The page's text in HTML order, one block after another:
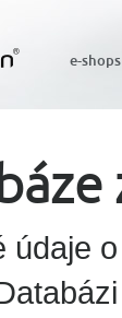
údaje
e-shops